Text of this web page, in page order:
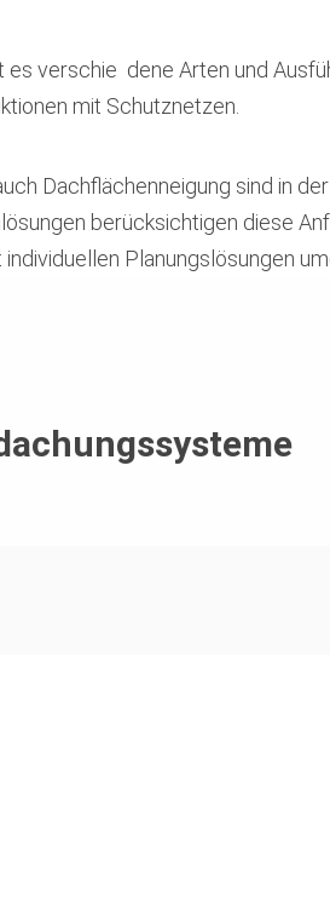
verschie ­ dene Arten und
mit Schutznetzen.
Dachflächenneigung sind in
berücksichtigen diese
Planungslösungen